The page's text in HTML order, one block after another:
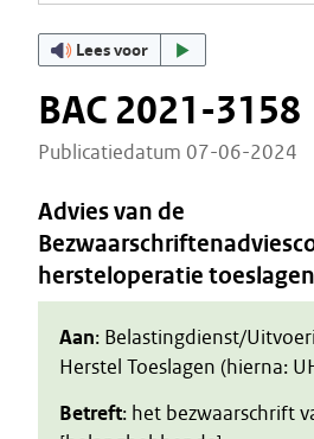
Lees voor
BAC 2021-3158
Publicatiedatum 07-06-2024
Advies van de
hersteloperatie toeslagen
Aan: Belastingdienst/
Herstel Toeslagen (hierna:
Betreft: het bezwaarschrift